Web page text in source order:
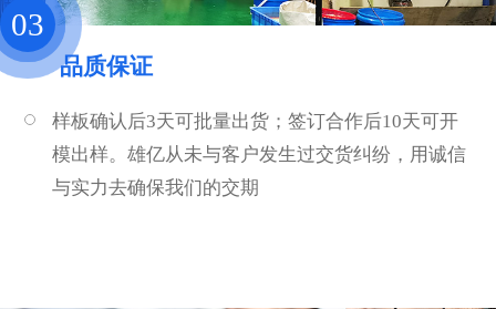
03
品质保证
样板确认后3天可批量出货；签订合作后10天可开
模出样。雄亿从未与客户发生过交货纠纷，用诚信
与实力去确保我们的交期